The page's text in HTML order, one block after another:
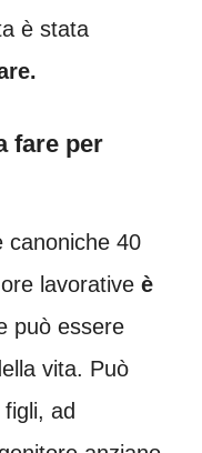
è stata
fare per
canoniche 40
lavorative è
può essere
vita. Può
ad